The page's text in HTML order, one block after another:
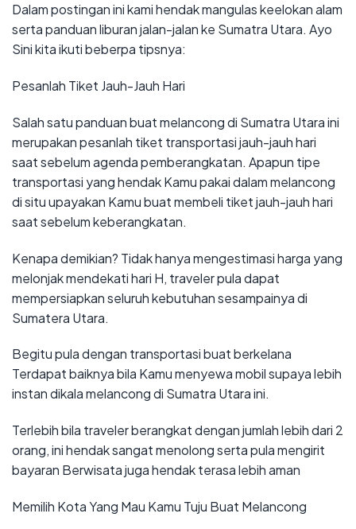
Dalam postingan ini kami hendak mangulas keelokan alam
serta panduan liburan jalan-jalan ke Sumatra Utara. Ayo
Sini kita ikuti beberpa tipsnya:
Pesanlah Tiket Jauh-Jauh Hari
Salah satu panduan buat melancong di Sumatra Utara ini
merupakan pesanlah tiket transportasi jauh-jauh hari
saat sebelum agenda pemberangkatan. Apapun tipe
transportasi yang hendak Kamu pakai dalam melancong
di situ upayakan Kamu buat membeli tiket jauh-jauh hari
saat sebelum keberangkatan.
Kenapa demikian? Tidak hanya mengestimasi harga yang
melonjak mendekati hari H, traveler pula dapat
mempersiapkan seluruh kebutuhan sesampainya di
Sumatera Utara.
Begitu pula dengan transportasi buat berkelana
Terdapat baiknya bila Kamu menyewa mobil supaya lebih
instan dikala melancong di Sumatra Utara ini.
Terlebih bila traveler berangkat dengan jumlah lebih dari 2
orang, ini hendak sangat menolong serta pula mengirit
bayaran Berwisata juga hendak terasa lebih aman
Memilih Kota Yang Mau Kamu Tuju Buat Melancong